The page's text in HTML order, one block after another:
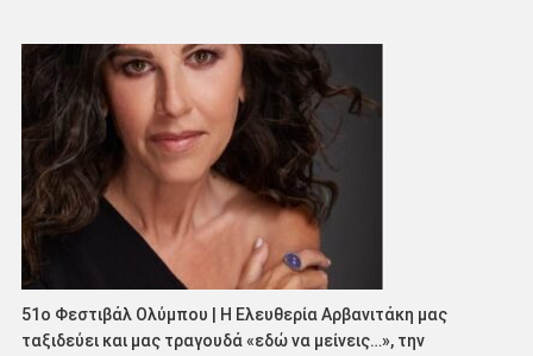
51ο Φεστιβάλ Ολύμπου | Η Ελευθερία Αρβανιτάκη μας
ταξιδεύει και μας τραγουδά «εδώ να μείνεις…», την